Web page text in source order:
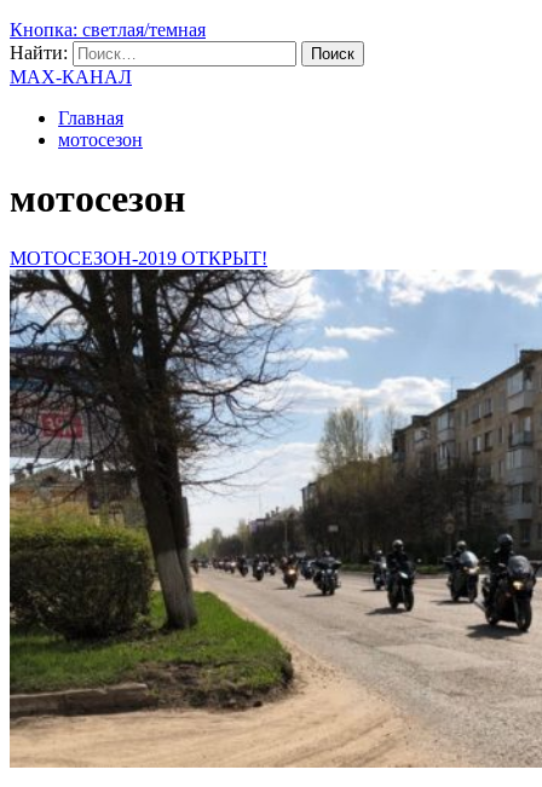
Кнопка: светлая/темная
Найти:
MAX-КАНАЛ
Главная
мотосезон
мотосезон
МОТОСЕЗОН-2019 ОТКРЫТ!